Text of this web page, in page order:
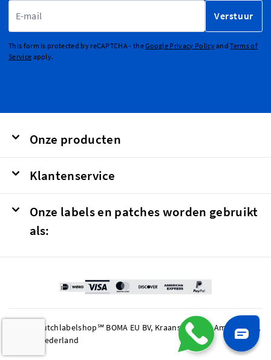
Verstuur
This form is protected by reCAPTCHA - theGoogle Privacy PolicyandTerms of
Service apply.
Onze producten
Klantenservice
Onze labels en patches worden gebruikt
als:
© 2026 Dutchlabelshop℠ BOMA EU BV, Kraanspoor 50, Amsterdam,
1033 SE Nederland